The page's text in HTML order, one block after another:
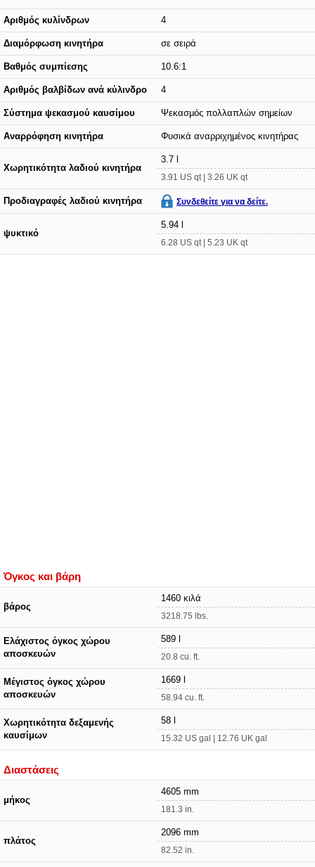
Αριθμός κυλίνδρων 4
Διαμόρφωση κινητήρα σε σειρά
Βαθμός συμπίεσης 10.6:1
Αριθμός βαλβίδων ανά κύλινδρο 4
Σύστημα ψεκασμού καυσίμου Ψεκασμός πολλαπλών σημείων
Αναρρόφηση κινητήρα Φυσικά αναρριχημένος κινητήρας
Χωρητικότητα λαδιού κινητήρα
3.7 l
3.91 US qt | 3.26 UK qt
Προδιαγραφές λαδιού κινητήρα Συνδεθείτε για να δείτε.
ψυκτικό
5.94 l
6.28 US qt | 5.23 UK qt
Όγκος και βάρη
βάρος
1460 κιλά
3218.75 lbs.
Ελάχιστος όγκος χώρου
αποσκευών
589 l
20.8 cu. ft.
Μέγιστος όγκος χώρου
αποσκευών
1669 l
58.94 cu. ft.
Χωρητικότητα δεξαμενής
καυσίμων
58 l
15.32 US gal | 12.76 UK gal
Διαστάσεις
μήκος
4605 mm
181.3 in.
πλάτος
2096 mm
82.52 in.